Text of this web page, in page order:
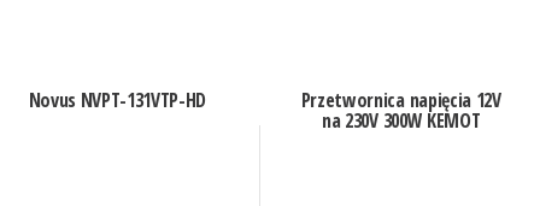
Novus NVPT-131VTP-HD Przetwornica napięcia 12V
na 230V 300W KEMOT